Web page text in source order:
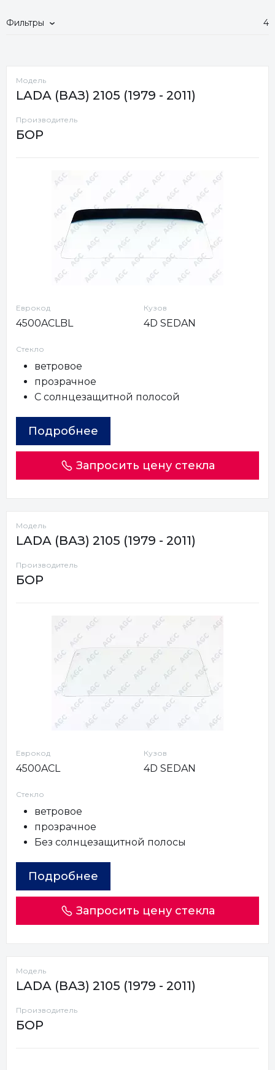
Фильтры 4
Модель
LADA (ВАЗ) 2105 (1979 - 2011)
Производитель
БОР
Еврокод
4500ACLBL
Кузов
4D SEDAN
Стекло
ветровое
прозрачное
С солнцезащитной полосой
Подробнее
Запросить цену стекла
Модель
LADA (ВАЗ) 2105 (1979 - 2011)
Производитель
БОР
Еврокод
4500ACL
Кузов
4D SEDAN
Стекло
ветровое
прозрачное
Без солнцезащитной полосы
Подробнее
Запросить цену стекла
Модель
LADA (ВАЗ) 2105 (1979 - 2011)
Производитель
БОР